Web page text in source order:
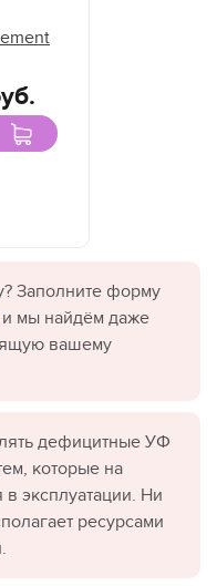
Заполните форму
и мы найдём даже
вашему
дефицитные УФ
которые на
эксплуатации. Ни
ресурсами